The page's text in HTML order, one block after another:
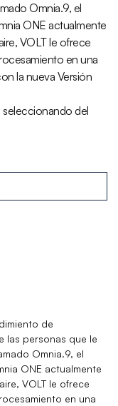
Omnia.9, el
ONE actualmente
VOLT le ofrece
en una
la nueva Versión
seleccionando del
de
las personas que le
Omnia.9, el
ONE actualmente
VOLT le ofrece
en una